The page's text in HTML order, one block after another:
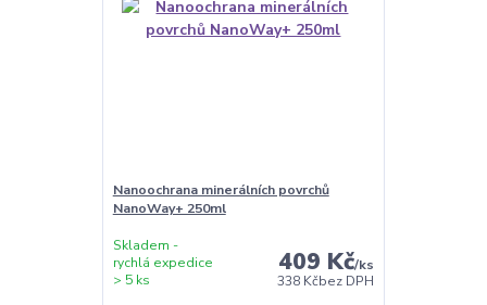
Nanoochrana minerálních povrchů
NanoWay+ 250ml
409 Kč/ks
338 Kčbez DPH
Skladem -
rychlá expedice
> 5 ks